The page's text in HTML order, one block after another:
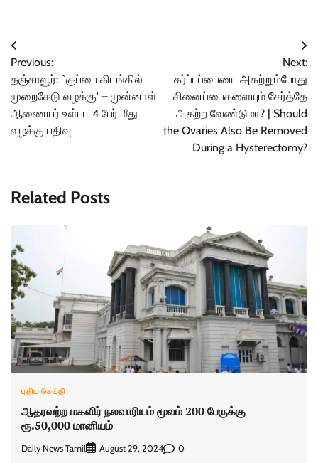
Post
navigation
Previous:
தஞ்சாவூர்: `குப்பை கிடங்கில்
முறைகேடு வழக்கு' – முன்னாள்
ஆணையர் உள்பட 4 பேர் மீது
வழக்கு பதிவு
Next:
கர்ப்பப்பையை அகற்றும்போது
சினைப்பைகளையும் சேர்த்தே
அகற்ற வேண்டுமா? | Should
the Ovaries Also Be Removed
During a Hysterectomy?
Related Posts
புதிய செய்தி
ஆதரவற்ற மகளிர் நலவாரியம் மூலம் 200 பேருக்கு
ரூ.50,000 மானியம்
Daily News Tamil August 29, 2024 0